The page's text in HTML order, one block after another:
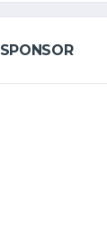
SPONSOR